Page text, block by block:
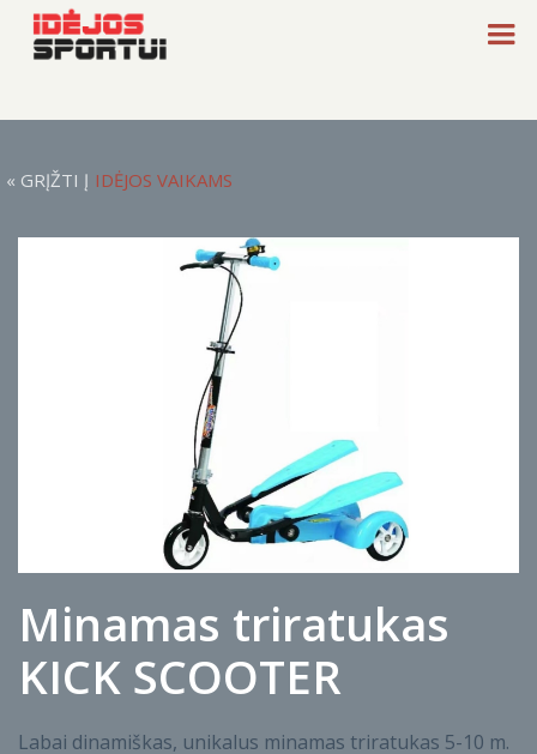
« GRĮŽTI Į IDĖJOS VAIKAMS
Minamas triratukas
KICK SCOOTER
Labai dinamiškas, unikalus minamas triratukas 5-10 m.